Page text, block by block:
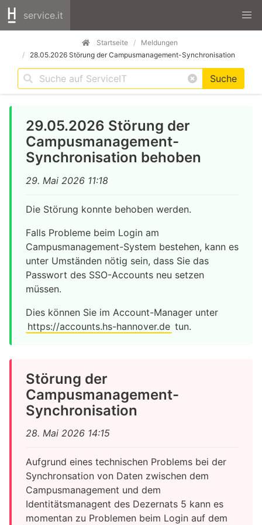
service.it
Startseite
Meldungen
28.05.2026 Störung der Campusmanagement-Synchronisation
Suche
29.05.2026 Störung der
Campusmanagement-
Synchronisation behoben
29. Mai 2026 11:18
Die Störung konnte behoben werden.
Falls Probleme beim Login am
Campusmanagement-System bestehen, kann es
unter Umständen nötig sein, dass Sie das
Passwort des SSO-Accounts neu setzen
müssen.
Dies können Sie im Account-Manager unter
https://accounts.hs-hannover.de tun.
Störung der
Campusmanagement-
Synchronisation
28. Mai 2026 14:15
Aufgrund eines technischen Problems bei der
Synchronsation von Daten zwischen dem
Campusmanagement und dem
Identitätsmanagent des Dezernats 5 kann es
momentan zu Problemen beim Login auf dem